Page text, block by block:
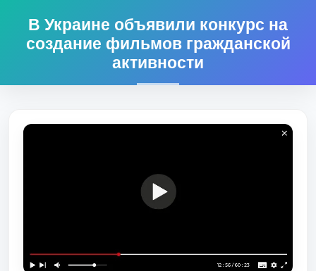
В Украине объявили конкурс на
создание фильмов гражданской
активности